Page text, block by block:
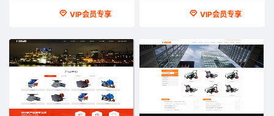
VIP会员专享 VIP会员专享